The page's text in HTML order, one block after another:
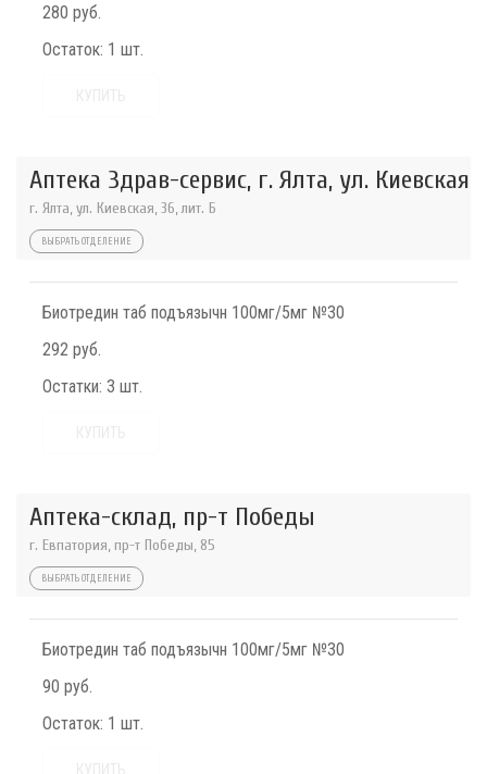
280 руб.
Остаток: 1 шт.
Аптека Здрав-сервис, г. Ялта, ул. Киевская
г. Ялта, ул. Киевская, 36, лит. Б
ВЫБРАТЬ ОТДЕЛЕНИЕ
Биотредин таб подъязычн 100мг/5мг №30
292 руб.
Остатки: 3 шт.
Аптека-склад, пр-т Победы
г. Евпатория, пр-т Победы, 85
ВЫБРАТЬ ОТДЕЛЕНИЕ
Биотредин таб подъязычн 100мг/5мг №30
90 руб.
Остаток: 1 шт.